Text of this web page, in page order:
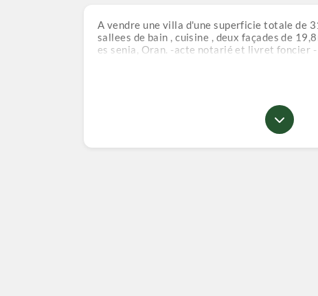
A vendre une villa d'une superficie totale de
sallees de bain , cuisine , deux façades de
es senia, Oran. -acte notarié et livret foncier